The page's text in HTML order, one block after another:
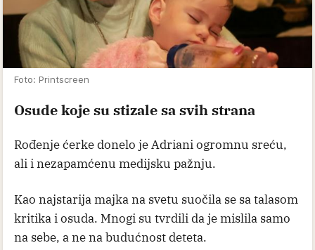
Foto: Printscreen
Osude koje su stizale sa svih strana
Rođenje ćerke donelo je Adriani ogromnu sreću,
ali i nezapamćenu medijsku pažnju.
Kao najstarija majka na svetu suočila se sa talasom
kritika i osuda. Mnogi su tvrdili da je mislila samo
na sebe, a ne na budućnost deteta.